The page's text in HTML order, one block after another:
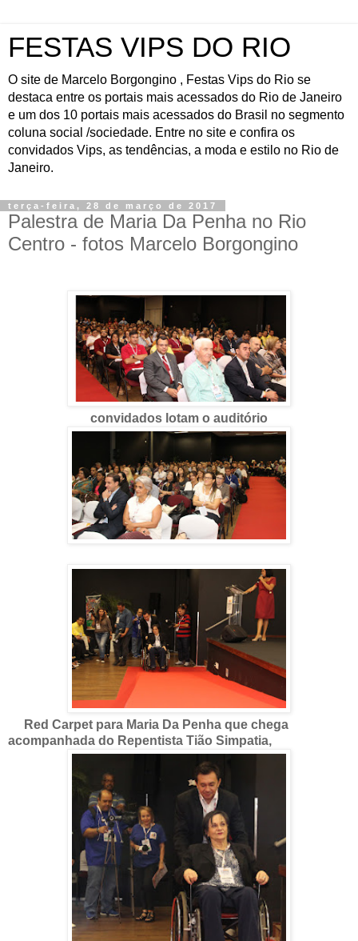
FESTAS VIPS DO RIO
O site de Marcelo Borgongino , Festas Vips do Rio se
destaca entre os portais mais acessados do Rio de Janeiro
e um dos 10 portais mais acessados do Brasil no segmento
coluna social /sociedade. Entre no site e confira os
convidados Vips, as tendências, a moda e estilo no Rio de
Janeiro.
terça-feira, 28 de março de 2017
Palestra de Maria Da Penha no Rio
Centro - fotos Marcelo Borgongino
convidados lotam o auditório
Red Carpet para Maria Da Penha que chega
acompanhada do Repentista Tião Simpatia,